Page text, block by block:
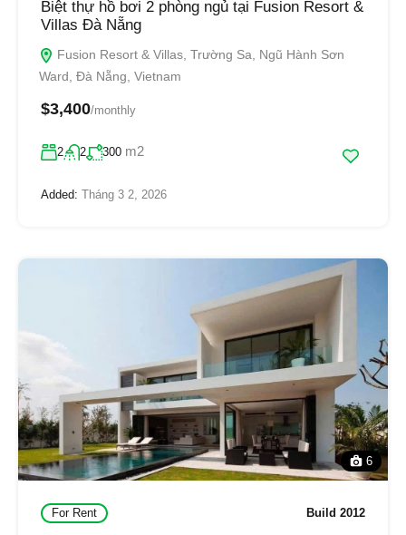
Biệt thự hồ bơi 2 phòng ngủ tại Fusion Resort &
Villas Đà Nẵng
Fusion Resort & Villas, Trường Sa, Ngũ Hành Sơn
Ward, Đà Nẵng, Vietnam
$3,400/monthly
2 2 300 m2
Added: Tháng 3 2, 2026
6
For Rent Build 2012